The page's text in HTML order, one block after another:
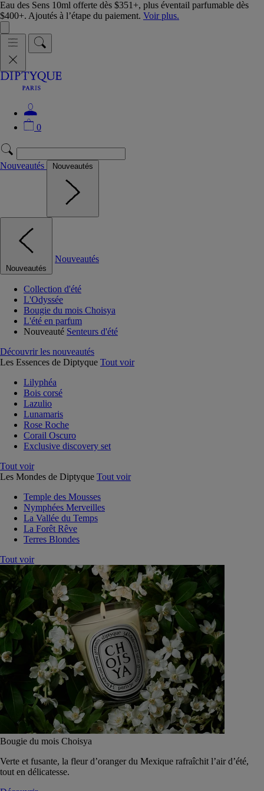
Eau des Sens 10ml offerte dès $351+, plus éventail parfumable dès
$400+. Ajoutés à l’étape du paiement. Voir plus.
0
Nouveautés Nouveautés
Nouveautés
Nouveautés
Collection d'été
L'Odyssée
Bougie du mois Choisya
L'été en parfum
Nouveauté Senteurs d'été
Découvrir les nouveautés
Les Essences de Diptyque Tout voir
Lilyphéa
Bois corsé
Lazulio
Lunamaris
Rose Roche
Corail Oscuro
Exclusive discovery set
Tout voir
Les Mondes de Diptyque Tout voir
Temple des Mousses
Nymphées Merveilles
La Vallée du Temps
La Forêt Rêve
Terres Blondes
Tout voir
Bougie du mois Choisya
Verte et fusante, la fleur d’oranger du Mexique rafraîchit l’air d’été,
tout en délicatesse.